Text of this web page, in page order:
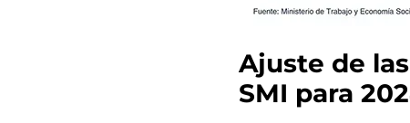
Ajuste de
SMI para